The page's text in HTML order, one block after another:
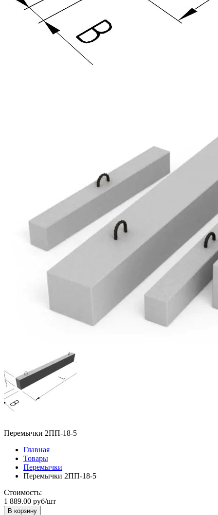
Перемычки 2ПП-18-5
Главная
Товары
Перемычки
Перемычки 2ПП-18-5
Стоимость:
1 889.00 руб/шт
В корзину